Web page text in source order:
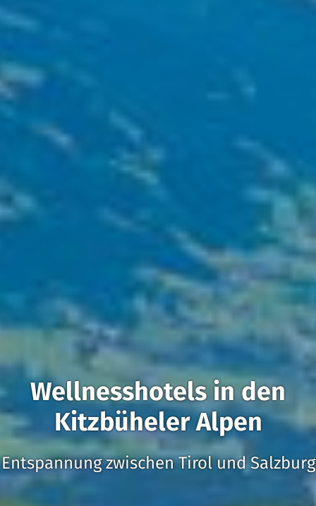
Wellnesshotels in den
Kitzbüheler Alpen
Entspannung zwischen Tirol und Salzburg